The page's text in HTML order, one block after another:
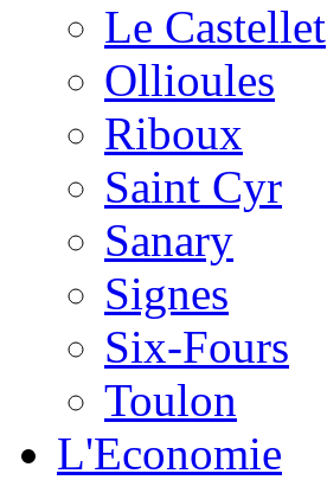
Le Castellet
Ollioules
Riboux
Saint Cyr
Sanary
Signes
Six-Fours
Toulon
L'Economie